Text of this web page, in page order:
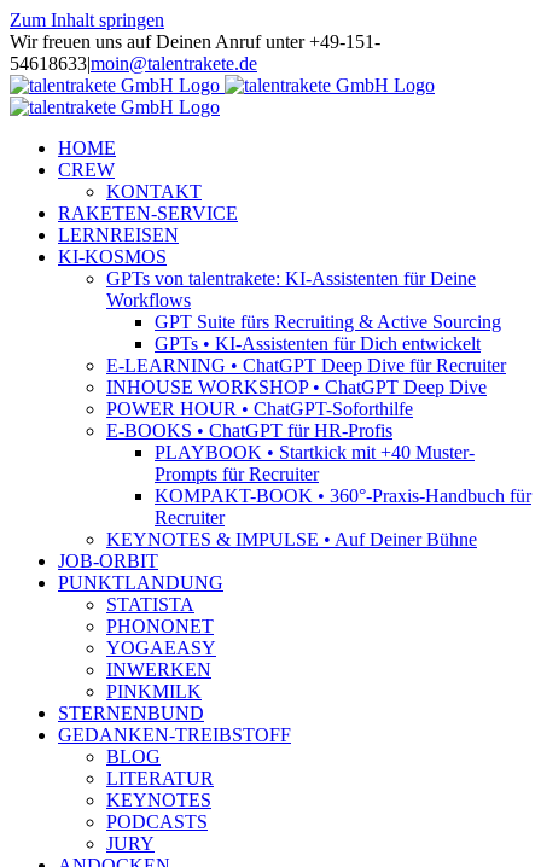
Zum Inhalt springen
Wir freuen uns auf Deinen Anruf unter +49-151-
54618633|moin@talentrakete.de
HOME
CREW
KONTAKT
RAKETEN-SERVICE
LERNREISEN
KI-KOSMOS
GPTs von talentrakete: KI-Assistenten für Deine
Workflows
GPT Suite fürs Recruiting & Active Sourcing
GPTs • KI-Assistenten für Dich entwickelt
E-LEARNING • ChatGPT Deep Dive für Recruiter
INHOUSE WORKSHOP • ChatGPT Deep Dive
POWER HOUR • ChatGPT-Soforthilfe
E-BOOKS • ChatGPT für HR-Profis
PLAYBOOK • Startkick mit +40 Muster-
Prompts für Recruiter
KOMPAKT-BOOK • 360°-Praxis-Handbuch für
Recruiter
KEYNOTES & IMPULSE • Auf Deiner Bühne
JOB-ORBIT
PUNKTLANDUNG
STATISTA
PHONONET
YOGAEASY
INWERKEN
PINKMILK
STERNENBUND
GEDANKEN-TREIBSTOFF
BLOG
LITERATUR
KEYNOTES
PODCASTS
JURY